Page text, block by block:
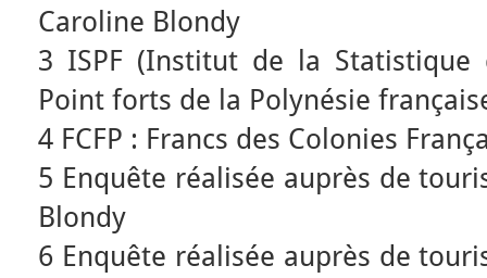
Caroline Blondy
3 ISPF (Institut de la Statistique
Point forts de la Polynésie
4 FCFP : Francs des Colonies
5 Enquête réalisée auprès de
Blondy
6 Enquête réalisée auprès de